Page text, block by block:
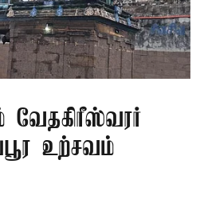
வேதகிரீஸ்வரர்
உற்சவம்